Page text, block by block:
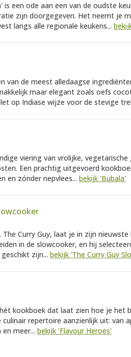
is een ode aan een van de oudste
zijn doorgegeven. Het neemt je
langs alle regionale keukens...
van de meest alledaagse
maar elegant zoals oefs
op Indiase wijze voor de stevige
viering van vrolijke,
Een prachtig uitgevoerd
en zónder nepvlees... bekijk 'Bubala'
The Curry Guy, laat je in zijn
in de slowcooker, en hij
zijn... bekijk 'The Curry Guy
kookboek dat laat zien hoe je het
culinair repertoire aanzienlijk uit: van
meer... bekijk 'Flavour Heroes'